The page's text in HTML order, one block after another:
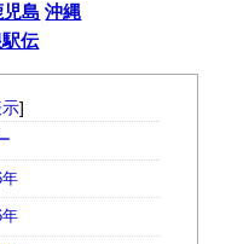
児島 沖縄
伝
]